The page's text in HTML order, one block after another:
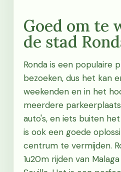
Goed om te
de stad
Ronda is een populaire
bezoeken, dus het kan
weekenden en in het
meerdere
auto's, en iets buiten
is ook een goede
centrum te vermijden.
1u20m rijden van